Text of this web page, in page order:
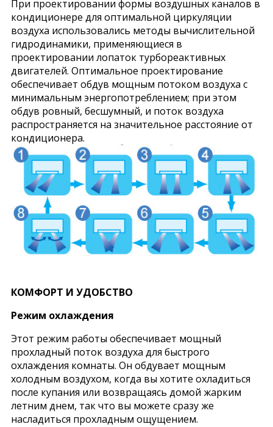
При проектировании формы воздушных каналов в
кондиционере для оптимальной циркуляции
воздуха использовались методы вычислительной
гидродинамики, применяющиеся в
проектировании лопаток турбореактивных
двигателей. Оптимальное проектирование
обеспечивает обдув мощным потоком воздуха с
минимальным энергопотреблением; при этом
обдув ровный, бесшумный, и поток воздуха
распространяется на значительное расстояние от
кондиционера.
КОМФОРТ И УДОБСТВО
Режим охлаждения
Этот режим работы обеспечивает мощный
прохладный поток воздуха для быстрого
охлаждения комнаты. Он обдувает мощным
холодным воздухом, когда вы хотите охладиться
после купания или возвращаясь домой жарким
летним днем, так что вы можете сразу же
насладиться прохладным ощущением.